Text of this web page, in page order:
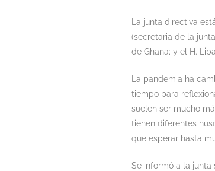
La junta directiva
(secretaria de la
de Ghana; y el H.
La pandemia ha
tiempo para
suelen ser mucho
tienen diferentes
que esperar hasta
Se informó a la